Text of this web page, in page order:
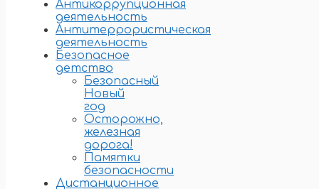
Антикоррупционная
деятельность
Антитеррористическая
деятельность
Безопасное
детство
Безопасный
Новый
год
Осторожно,
железная
дорога!
Памятки
безопасности
Дистанционное